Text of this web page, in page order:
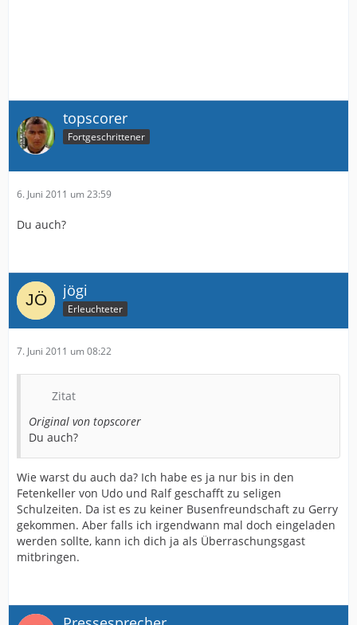
topscorer
Fortgeschrittener
6. Juni 2011 um 23:59
Du auch?
jögi
Erleuchteter
7. Juni 2011 um 08:22
Zitat
Original von topscorer
Du auch?
Wie warst du auch da? Ich habe es ja nur bis in den
Fetenkeller von Udo und Ralf geschafft zu seligen
Schulzeiten. Da ist es zu keiner Busenfreundschaft zu Gerry
gekommen. Aber falls ich irgendwann mal doch eingeladen
werden sollte, kann ich dich ja als Überraschungsgast
mitbringen.